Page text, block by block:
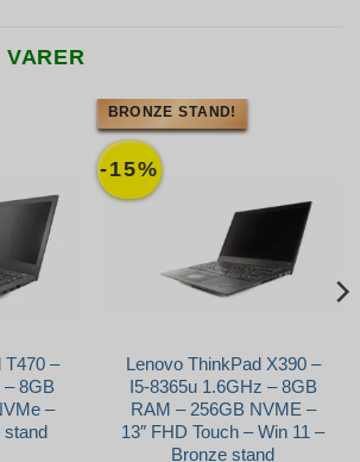
VARER
T470 –
– 8GB
–
stand
-15%
BRONZE STAND!
Lenovo ThinkPad X390 –
I5-8365u 1.6GHz – 8GB
RAM – 256GB NVME –
13″ FHD Touch – Win 11 –
Bronze stand